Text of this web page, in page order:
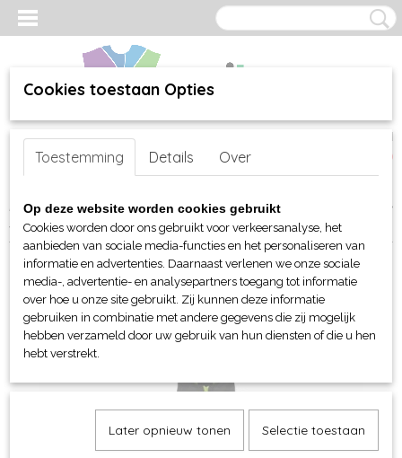
Inloggen Registreren
(0)
Home >webshop>Per merk >Sol's>Voor hem en haar (unisex)
>
Jacks> Sol's Shore unisex regenjas
Cookies toestaan Opties
Toestemming Details Over
Op deze website worden cookies gebruikt
Cookies worden door ons gebruikt voor verkeersanalyse, het
aanbieden van sociale media-functies en het personaliseren van
informatie en advertenties. Daarnaast verlenen we onze sociale
media-, advertentie- en analysepartners toegang tot informatie
over hoe u onze site gebruikt. Zij kunnen deze informatie
gebruiken in combinatie met andere gegevens die zij mogelijk
hebben verzameld door uw gebruik van hun diensten of die u hen
hebt verstrekt.
Later opnieuw tonen Selectie toestaan